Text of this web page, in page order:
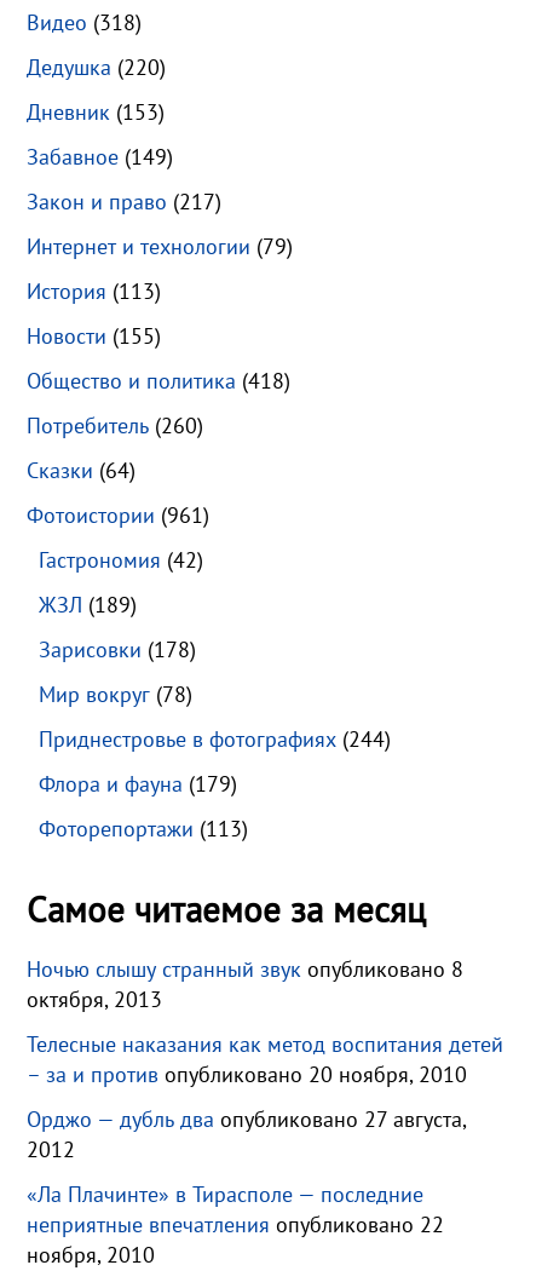
Видео (318)
Дедушка (220)
Дневник (153)
Забавное (149)
Закон и право (217)
Интернет и технологии (79)
История (113)
Новости (155)
Общество и политика (418)
Потребитель (260)
Сказки (64)
Фотоистории (961)
Гастрономия (42)
ЖЗЛ (189)
Зарисовки (178)
Мир вокруг (78)
Приднестровье в фотографиях (244)
Флора и фауна (179)
Фоторепортажи (113)
Самое читаемое за месяц
Ночью слышу странный звук опубликовано 8
октября, 2013
Телесные наказания как метод воспитания детей
– за и против опубликовано 20 ноября, 2010
Орджо — дубль два опубликовано 27 августа,
2012
«Ла Плачинте» в Тирасполе — последние
неприятные впечатления опубликовано 22
ноября, 2010